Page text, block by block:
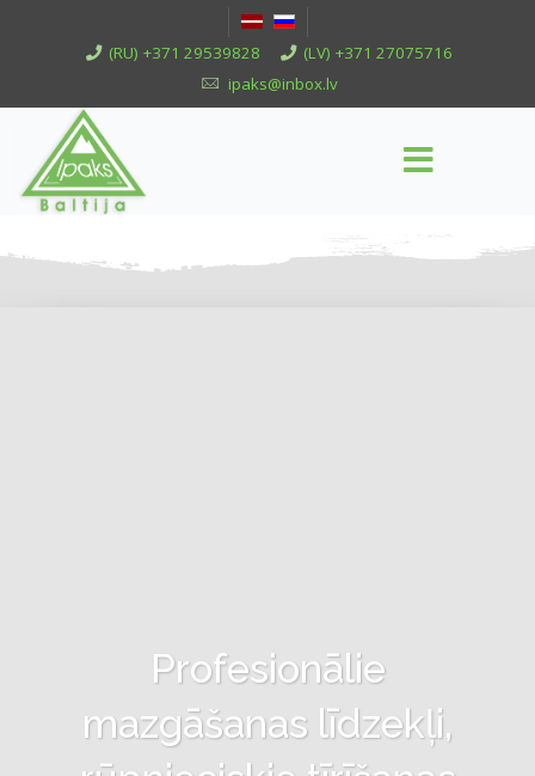
(RU) +371 29539828
(LV) +371 27075716
ipaks@inbox.lv
Profesionālie
mazgāšanas līdzekļi,